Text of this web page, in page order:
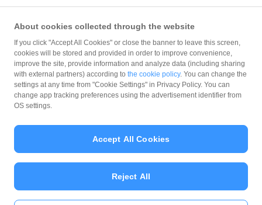
ウェブサイト利用規約
反社会的勢力に対する方針
勧誘方針
マネロン等基本方針
カスタマーハラスメントに関する当社の考え方
© PayPay Corporation
About cookies collected through the website
If you click "Accept All Cookies" or close the banner to leave this screen,
cookies will be stored and provided in order to improve convenience,
improve the site, provide information and analyze data (including sharing
with external partners) according to the cookie policy. You can change the
settings at any time from "Cookie Settings" in Privacy Policy. You can
change app tracking preferences using the advertisement identifier from
OS settings.
Reject All
Accept All Cookies